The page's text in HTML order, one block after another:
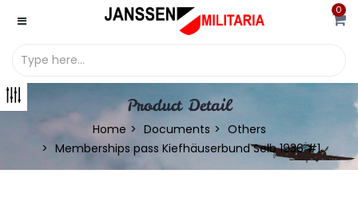
0
Product Detail
Home Documents
Others
Memberships pass Kiefhäuserbund Selb 1936 #1